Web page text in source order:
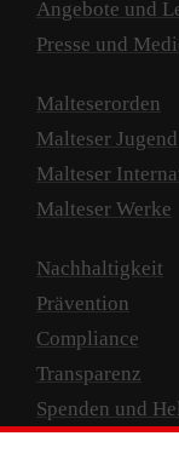
Angebote und
Presse und
Malteserorden
Malteser Jugend
Malteser
Malteser Werke
Nachhaltigkeit
Prävention
Compliance
Transparenz
Spenden und